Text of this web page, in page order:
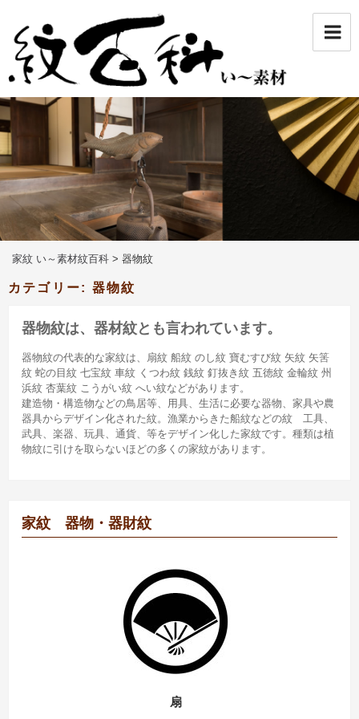
ツ
へ
キ
プ
家紋 い～素材紋百科 > 器物紋
カテゴリー: 器物紋
器物紋は、器材紋とも言われています。
器物紋の代表的な家紋は、扇紋 船紋 のし紋 寶むすび紋 矢紋 矢筈
紋 蛇の目紋 七宝紋 車紋 くつわ紋 銭紋 釘抜き紋 五徳紋 金輪紋 州
浜紋 杏葉紋 こうがい紋 へい紋などがあります。
建造物・構造物などの鳥居等、用具、生活に必要な器物、家具や農
器具からデザイン化された紋。漁業からきた船紋などの紋 工具、
武具、楽器、玩具、通貨、等をデザイン化した家紋です。種類は植
物紋に引けを取らないほどの多くの家紋があります。
家紋 器物・器財紋
扇